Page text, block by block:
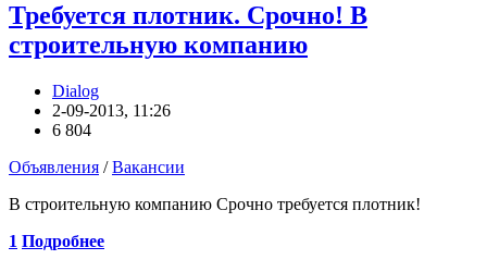
Требуется плотник. Срочно! В
строительную компанию
Dialog
2-09-2013, 11:26
6 804
Объявления /Вакансии
В строительную компанию Срочно требуется плотник!
1 Подробнее